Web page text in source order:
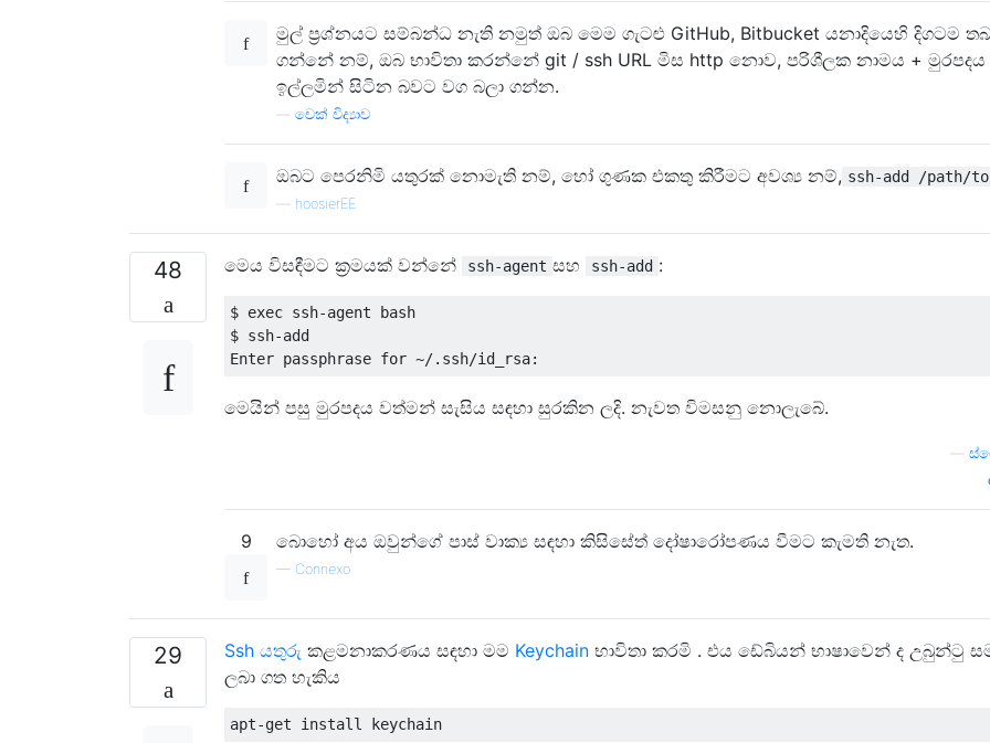
මුල් ප්‍රශ්නයට සම්බන්ධ නැති නමුත් ඔබ මෙම ගැටළු GitHub, Bitbucket යනාදියෙහි දිගටම
ගන්නේ නම්, ඔබ භාවිතා කරන්නේ git / ssh URL මිස http නොව, පරිශීලක නාමය + මුරපදය
ඉල්ලමින් සිටින බවට වග බලා ගන්න.
චෙක් විද්‍යාව
ඔබට පෙරනිමි යතුරක් නොමැති නම්, හෝ ගුණක එකතු කිරීමට අවශ්‍ය නම්, ssh-add /path/
hoosierEE
48 මෙය විසඳීමට ක්‍රමයක් වන්නේ ssh-agent සහ ssh-add :
$ exec ssh-agent bash
$ ssh-add
මෙයින් පසු මුරපදය වත්මන් සැසිය සඳහා සුරකින ලදි. නැවත විමසනු නොලැබේ.
9 බොහෝ අය ඔවුන්ගේ පාස් වාක්‍ය සඳහා කිසිසේත් දෝෂාරෝපණය වීමට කැමති නැත.
— Connexo
29 Ssh යතුරු කළමනාකරණය සඳහා මම Keychain භාවිතා කරමි . එය ඩේබියන් භාෂාවෙන් ද උබුන්ටු
ලබා ගත හැකිය